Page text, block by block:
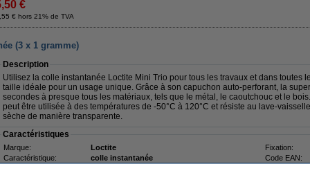
€
€ hors 21% de TVA
(3 x 1 gramme)
Description
Utilisez la colle instantanée Loctite Mini Trio pour tous les travaux et dans toutes
taille idéale pour un usage unique. Grâce à son capuchon auto-perforant, la
secondes à presque tous les matériaux, tels que le métal, le caoutchouc et le
peut être utilisée à des températures de -50°C à 120°C et résiste au lave-
sèche de manière transparente.
Caractéristiques
Marque: Loctite
Fixation:
Caractéristique:
colle instantanée
Code EAN: